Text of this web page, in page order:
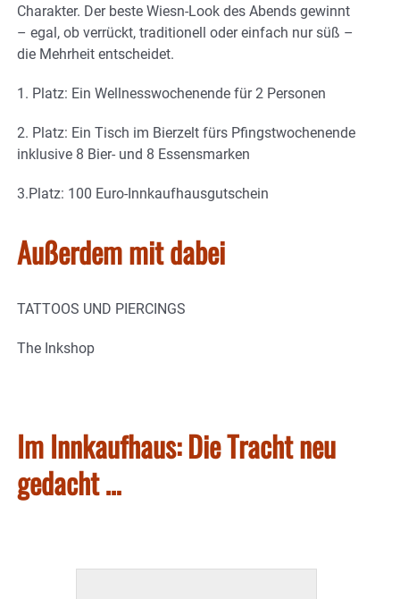
Charakter. Der beste Wiesn-Look des Abends gewinnt
– egal, ob verrückt, traditionell oder einfach nur süß –
die Mehrheit entscheidet.
1. Platz: Ein Wellnesswochenende für 2 Personen
2. Platz: Ein Tisch im Bierzelt fürs Pfingstwochenende
inklusive 8 Bier- und 8 Essensmarken
3.Platz: 100 Euro-Innkaufhausgutschein
Außerdem mit dabei
TATTOOS UND PIERCINGS
The Inkshop
Im Innkaufhaus: Die Tracht neu
gedacht …